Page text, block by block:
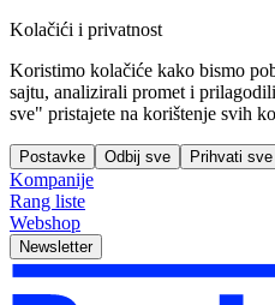
Kolačići i privatnost
Koristimo kolačiće kako bismo
sajtu, analizirali promet i
sve" pristajete na korištenje svih
Postavke Odbij sve Prihvati sve
Kompanije
Rang liste
Webshop
Newsletter